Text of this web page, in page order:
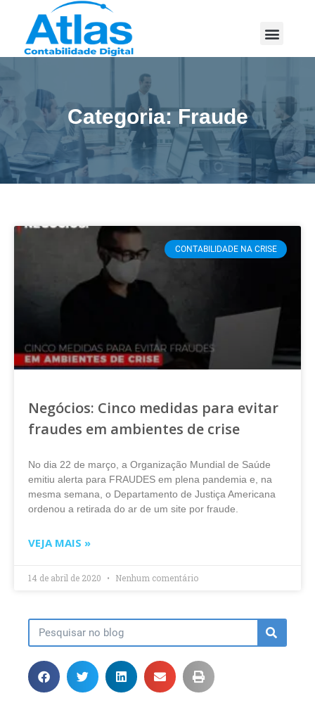
Categoria: Fraude
CONTABILIDADE NA CRISE
Negócios: Cinco medidas para evitar
fraudes em ambientes de crise
No dia 22 de março, a Organização Mundial de Saúde
emitiu alerta para FRAUDES em plena pandemia e, na
mesma semana, o Departamento de Justiça Americana
ordenou a retirada do ar de um site por fraude.
VEJA MAIS »
14 de abril de 2020 Nenhum comentário